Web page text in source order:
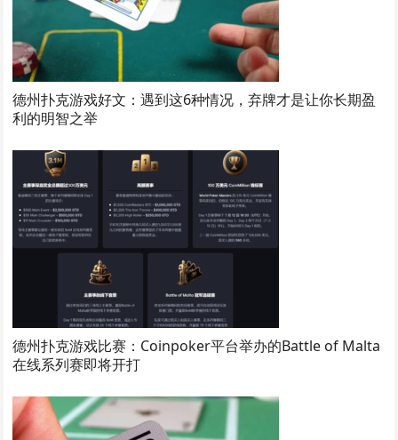
德州扑克游戏好文：遇到这6种情况，弃牌才是让你长期盈
利的明智之举
德州扑克游戏比赛：Coinpoker平台举办的Battle of Malta
在线系列赛即将开打